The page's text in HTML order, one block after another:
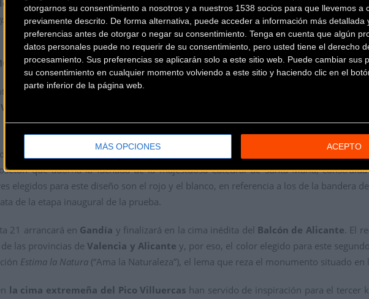
otorgarnos su consentimiento a nosotros y a nuestros 1538 socios para que llevemos a
previamente descrito. De forma alternativa, puede acceder a información más detallada
preferencias antes de otorgar o negar su consentimiento. Tenga en cuenta que algún
datos personales puede no requerir de su consentimiento, pero usted tiene el derecho
procesamiento. Sus preferencias se aplicarán solo a este sitio web. Puede cambiar sus
su consentimiento en cualquier momento volviendo a este sitio y haciendo clic en el
parte inferior de la página web.
MÁS OPCIONES ACEPTO
La Vuelta, Javier Guillén , celebró “ un lustro de beneficiosa colaboración para todos
y para nosotros es una satisfacción que Santini lleve cinco años vistiéndonos
oficiales, Santini ha preparado, un año más, una serie de
kits
21
. Los cinco kits incluyen un maillot, su culote, calcetines, gorra y guantes
rinde homenaje a la primera etapa de La Vuelta 21, una contrarreloj
que adorna la fachada de la majestuosa Catedral de Santa María,
elegidos para este diseño son el rojo y el blanco, en referencia a los de la bandera de
de la etapa inaugural de la prueba.
21 arrancará en Gandía y finalizará en la cima inédita del Balcón de Alicante. El
las provincias deValencia y Alicante y, por eso, el color elegido para este
Estima la Natura (“Ama la Naturaleza”), el lema que reza el monumento situado
la cima extremeña del Pico Villuercas han servido de inspiración para el tercer